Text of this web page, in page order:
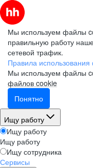
Мы используем файлы
правильную работу
сетевой трафик.
Правила
Мы используем файлы
файлов cookie
Понятно
Ищу работу
Ищу работу
Ищу работу
Ищу сотрудника
Сервисы